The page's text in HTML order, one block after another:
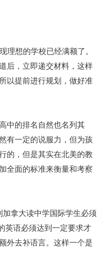
想的学校已经满额了。
后，立即递交材料，这样
以提前进行规划，做好准
中的排名自然也名列其
有一定的说服力，但为孩
的，但是其实在北美的教
全面的标准来衡量和考察
拿大读中学国际学生必须
英语必须达到一定要求才
外去补语言。这样一个是